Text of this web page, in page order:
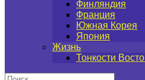
Финляндия
Франция
Южная Корея
Япония
Жизнь
Тонкости